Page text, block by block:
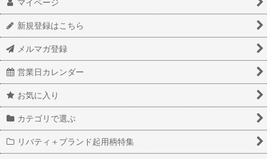
マイページ
新規登録はこちら
メルマガ登録
営業日カレンダー
お気に入り
カテゴリで選ぶ
リバティ＋ブランド起用柄特集